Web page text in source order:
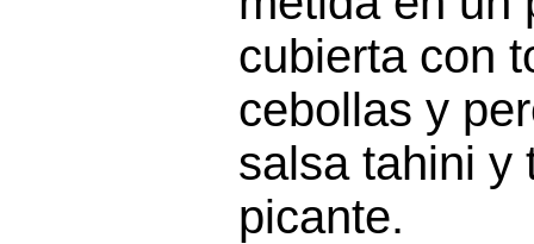
cubierta con
cebollas y
salsa tahini y
picante.